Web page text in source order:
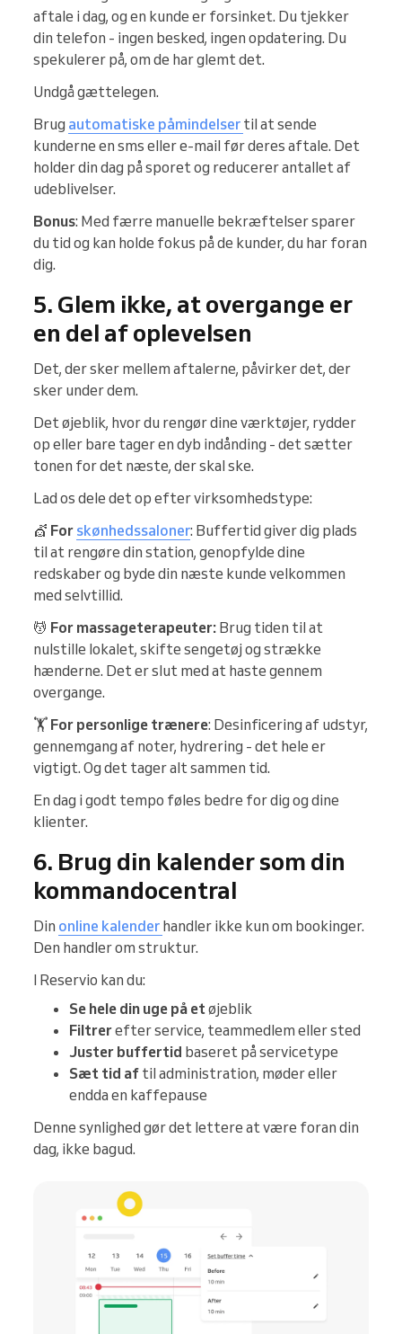
aftale i dag, og en kunde er forsinket. Du tjekker
din telefon - ingen besked, ingen opdatering. Du
spekulerer på, om de har glemt det.
Undgå gættelegen.
Brug automatiske påmindelser til at sende
kunderne en sms eller e-mail før deres aftale. Det
holder din dag på sporet og reducerer antallet af
udeblivelser.
Bonus: Med færre manuelle bekræftelser sparer
du tid og kan holde fokus på de kunder, du har foran
dig.
5. Glem ikke, at overgange er
en del af oplevelsen
Det, der sker mellem aftalerne, påvirker det, der
sker under dem.
Det øjeblik, hvor du rengør dine værktøjer, rydder
op eller bare tager en dyb indånding - det sætter
tonen for det næste, der skal ske.
Lad os dele det op efter virksomhedstype:
💇 For skønhedssaloner: Buffertid giver dig plads
til at rengøre din station, genopfylde dine
redskaber og byde din næste kunde velkommen
med selvtillid.
💆 For massageterapeuter: Brug tiden til at
nulstille lokalet, skifte sengetøj og strække
hænderne. Det er slut med at haste gennem
overgange.
🏋️ For personlige trænere: Desinficering af udstyr,
gennemgang af noter, hydrering - det hele er
vigtigt. Og det tager alt sammen tid.
En dag i godt tempo føles bedre for dig og dine
klienter.
6. Brug din kalender som din
kommandocentral
Din online kalender handler ikke kun om bookinger.
Den handler om struktur.
I Reservio kan du:
Se hele din uge på et øjeblik
Filtrerefter service, teammedlem eller sted
Juster buffertid baseret på servicetype
Sæt tid af til administration, møder eller
endda en kaffepause
Denne synlighed gør det lettere at være foran din
dag, ikke bagud.